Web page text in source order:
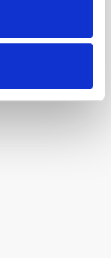
143, 43-346